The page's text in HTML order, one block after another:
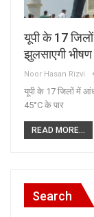
यूपी के 17
झुलसाएगी भीषण
Noor Hasan Rizvi
यूपी के 17 जिलों में
45°C के पार
READ MORE...
Search